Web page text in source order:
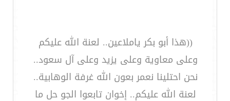
((هذا أبو بكر ياملاعين.. لعنة الله عليكم
وعلى معاوية وعلى يزيد وعلى آل سعود..
نحن احتلينا نعمر بعون الله غرفة الوهابية..
لعنة الله عليكم.. إخوان تابعوا الجو حل ما